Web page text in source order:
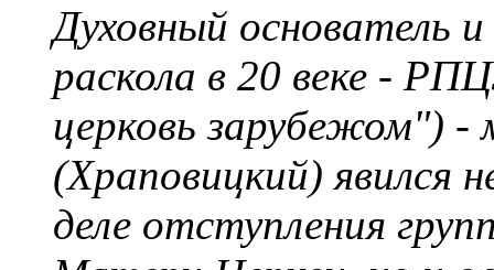
Духовный основатель
раскола в 20 веке -
церковь зарубежом")
(Храповицкий) явился
деле отступления